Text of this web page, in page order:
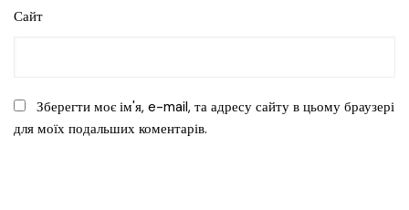
Сайт
Зберегти моє ім'я, e-mail, та адресу сайту в цьому браузері
для моїх подальших коментарів.